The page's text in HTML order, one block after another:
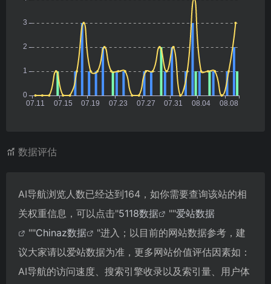
数据评估
AI导航浏览人数已经达到164，如你需要查询该站的相
关权重信息，可以点击"5118数据 ""爱站数据
""Chinaz数据
"进入；以目前的网站数据参考，建
议大家请以爱站数据为准，更多网站价值评估因素如：
AI导航的访问速度、搜索引擎收录以及索引量、用户体